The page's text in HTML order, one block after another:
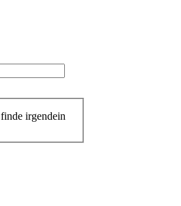
finde irgendein